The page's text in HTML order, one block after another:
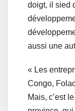
doigt, il sied
aussi une
« Les
Congo,
Mais, c’est